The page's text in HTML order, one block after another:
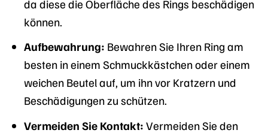
da diese die Oberfläche des Rings beschädigen
können.
Aufbewahrung: Bewahren Sie Ihren Ring am
besten in einem Schmuckkästchen oder einem
weichen Beutel auf, um ihn vor Kratzern und
Beschädigungen zu schützen.
Vermeiden Sie Kontakt: Vermeiden Sie den